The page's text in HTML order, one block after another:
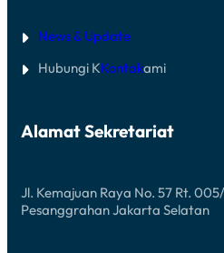
News & Update
Hubungi KKontakami
Alamat Sekretariat
Jl. Kemajuan Raya No. 57 Rt.
Pesanggrahan Jakarta Selatan